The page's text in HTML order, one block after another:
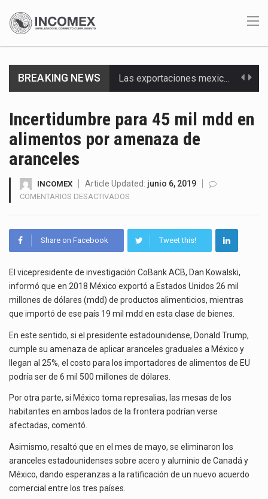
BREAKING NEWS Las exportaciones mexicanas de vehículos ligeros disminuyeron 9.67 % en julio a tasa anual, alcanzando…
Los créditos fiscales determinados a empresas IMMEX rara vez nacen de una interpretación equivocada de…
La inversión fija bruta en México registró un aumento de 1.1% interanual en mayo de…
El gobierno de Estados Unidos anunciará un arancel del 15 % sobre los productos fabricados…
Incertidumbre para 45 mil mdd en
alimentos por amenaza de
aranceles
INCOMEX Article Updated: junio 6, 2019
COMENTARIOS DESACTIVADOS
MIL
EN
ALIMENTOS
POR
AMENAZA
ARANCELES
Share on Facebook Tweet this!
El vicepresidente de investigación CoBank ACB, Dan Kowalski,
informó que en 2018 México exportó a Estados Unidos 26 mil
millones de dólares (mdd) de productos alimenticios, mientras
que importó de ese país 19 mil mdd en esta clase de bienes.
En este sentido, si el presidente estadounidense, Donald Trump,
cumple su amenaza de aplicar aranceles graduales a México y
llegan al 25%, el costo para los importadores de alimentos de EU
podría ser de 6 mil 500 millones de dólares.
Por otra parte, si México toma represalias, las mesas de los
habitantes en ambos lados de la frontera podrían verse
afectadas, comentó.
Asimismo, resaltó que en el mes de mayo, se eliminaron los
aranceles estadounidenses sobre acero y aluminio de Canadá y
México, dando esperanzas a la ratificación de un nuevo acuerdo
comercial entre los tres países.